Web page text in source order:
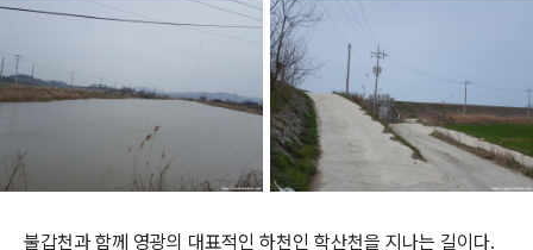
불갑천과 함께 영광의 대표적인 하천인 학산천을 지나는 길이다.